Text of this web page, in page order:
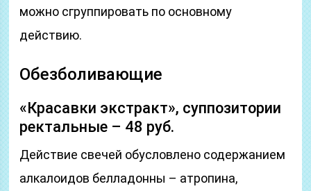
можно сгруппировать по основному
действию.
Обезболивающие
«Красавки экстракт», суппозитории
ректальные – 48 руб.
Действие свечей обусловлено содержанием
алкалоидов белладонны – атропина,